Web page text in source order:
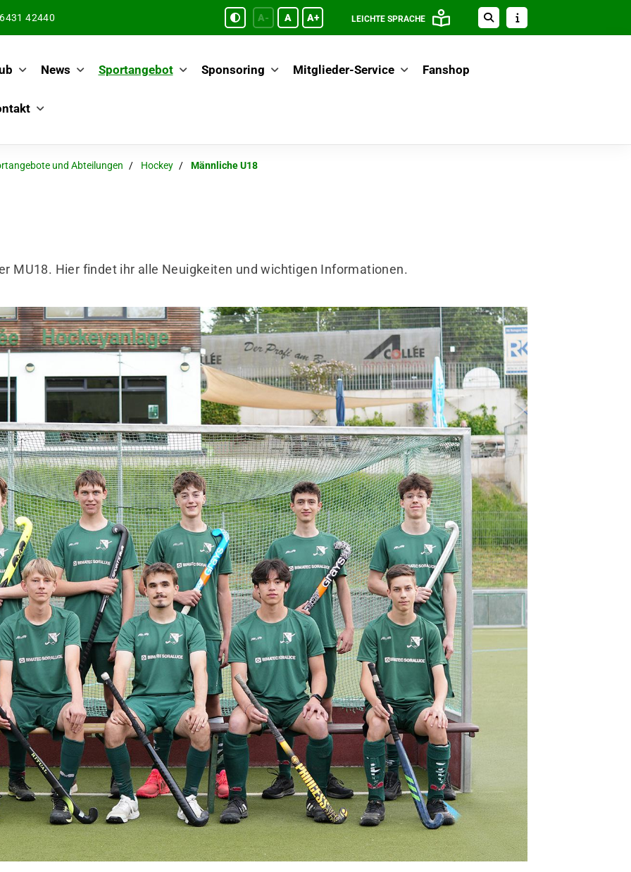
42440 A- A A+ LEICHTE SPRACHE
News Sportangebot Sponsoring Mitglieder-Service Fanshop
und Abteilungen Hockey Männliche U18
MU18. Hier findet ihr alle Neuigkeiten und wichtigen Informationen.
uns
News
Vereins-News
Spielergebnisse
Newsletter
Mitglieder-Service
Alles zur Mitgliedschaft
Downloads
Clubhaus mieten
Fragen & Antworten